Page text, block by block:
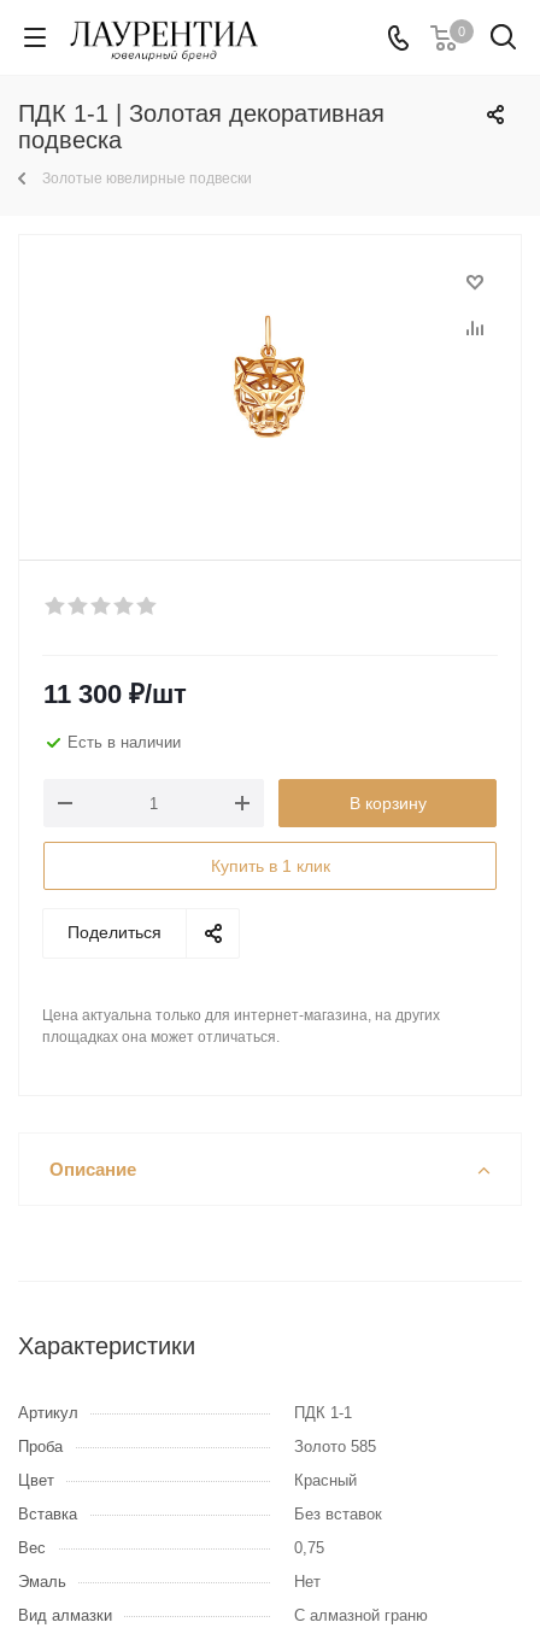
0
ПДК 1-1 | Золотая декоративная
подвеска
Золотые ювелирные подвески
11 300 ₽/шт
Есть в наличии
В корзину
Купить в 1 клик
Поделиться
Цена актуальна только для интернет-магазина, на других
площадках она может отличаться.
Описание
Характеристики
Артикул
ПДК 1-1
Проба
Золото 585
Цвет
Красный
Вставка
Без вставок
Вес
0,75
Эмаль
Нет
Вид алмазки
С алмазной граню